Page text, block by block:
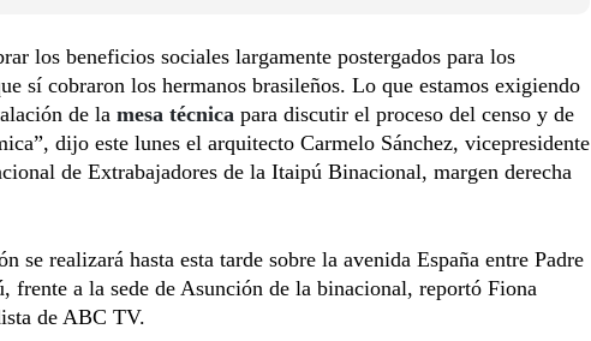
los beneficios sociales largamente postergados para los
sí cobraron los hermanos brasileños. Lo que estamos exigiendo
de la mesa técnica para discutir el proceso del censo y de
dijo este lunes el arquitecto Carmelo Sánchez, vicepresidente
de Extrabajadores de la Itaipú Binacional, margen derecha
se realizará hasta esta tarde sobre la avenida España entre Padre
frente a la sede de Asunción de la binacional, reportó Fiona
de ABC TV.